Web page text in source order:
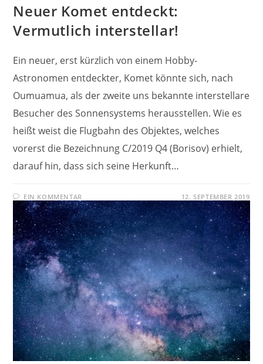
Neuer Komet entdeckt:
Vermutlich interstellar!
Ein neuer, erst kürzlich von einem Hobby-
Astronomen entdeckter, Komet könnte sich, nach
Oumuamua, als der zweite uns bekannte interstellare
Besucher des Sonnensystems herausstellen. Wie es
heißt weist die Flugbahn des Objektes, welches
vorerst die Bezeichnung C/2019 Q4 (Borisov) erhielt,
darauf hin, dass sich seine Herkunft…
EIN KOMMENTAR 12. SEPTEMBER 2019